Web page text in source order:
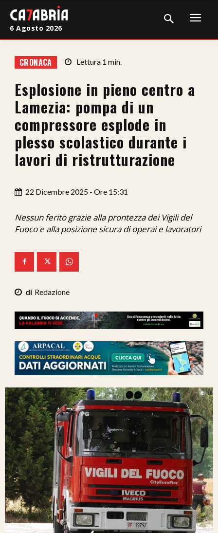
Cronaca
Giudiziaria
Politica
Sport
Attualità
Ita-Mondo
Mix Zone
6 Agosto 2026
CRONACA Lettura 1 min.
Esplosione in pieno centro a
Lamezia: pompa di un
compressore esplode in
plesso scolastico durante i
lavori di ristrutturazione
22 Dicembre 2025 - Ore 15:31
Nessun ferito grazie alla prontezza dei Vigili del
Fuoco e alla posizione sicura di operai e lavoratori
Redazione